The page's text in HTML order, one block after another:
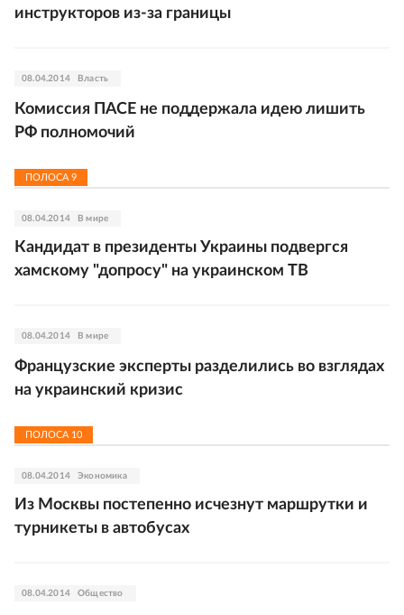
инструкторов из-за границы
08.04.2014 Власть
Комиссия ПАСЕ не поддержала идею лишить
РФ полномочий
ПОЛОСА 9
08.04.2014 В мире
Кандидат в президенты Украины подвергся
хамскому "допросу" на украинском ТВ
08.04.2014 В мире
Французские эксперты разделились во взглядах
на украинский кризис
ПОЛОСА 10
08.04.2014 Экономика
Из Москвы постепенно исчезнут маршрутки и
турникеты в автобусах
08.04.2014 Общество